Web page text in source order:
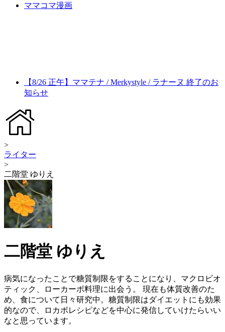
ママコマ漫画
【8/26 正午】ママテナ / Merkystyle / ラナーヌ 終了のお
知らせ
>
ライター
>
二階堂 ゆりえ
二階堂 ゆりえ
病気になったことで糖質制限をすることになり、マクロビオ
ティック、ローカーボ料理に出会う。 現在も体質改善のた
め、食について日々研究中。糖質制限はダイエットにも効果
的なので、ロカボレシピなどを中心に発信していけたらいい
なと思っています。